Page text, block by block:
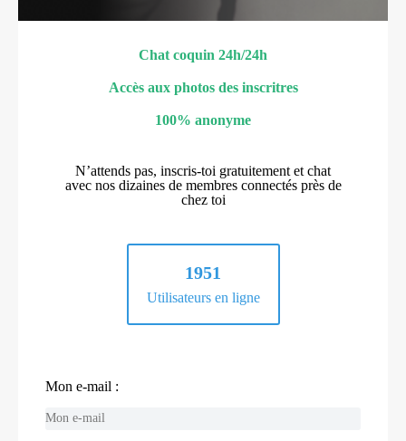
Chat coquin 24h/24h
Accès aux photos des inscritres
100% anonyme
N’attends pas, inscris-toi gratuitement et chat
avec nos dizaines de membres connectés près de
chez toi
1951
Utilisateurs en ligne
Mon e-mail :